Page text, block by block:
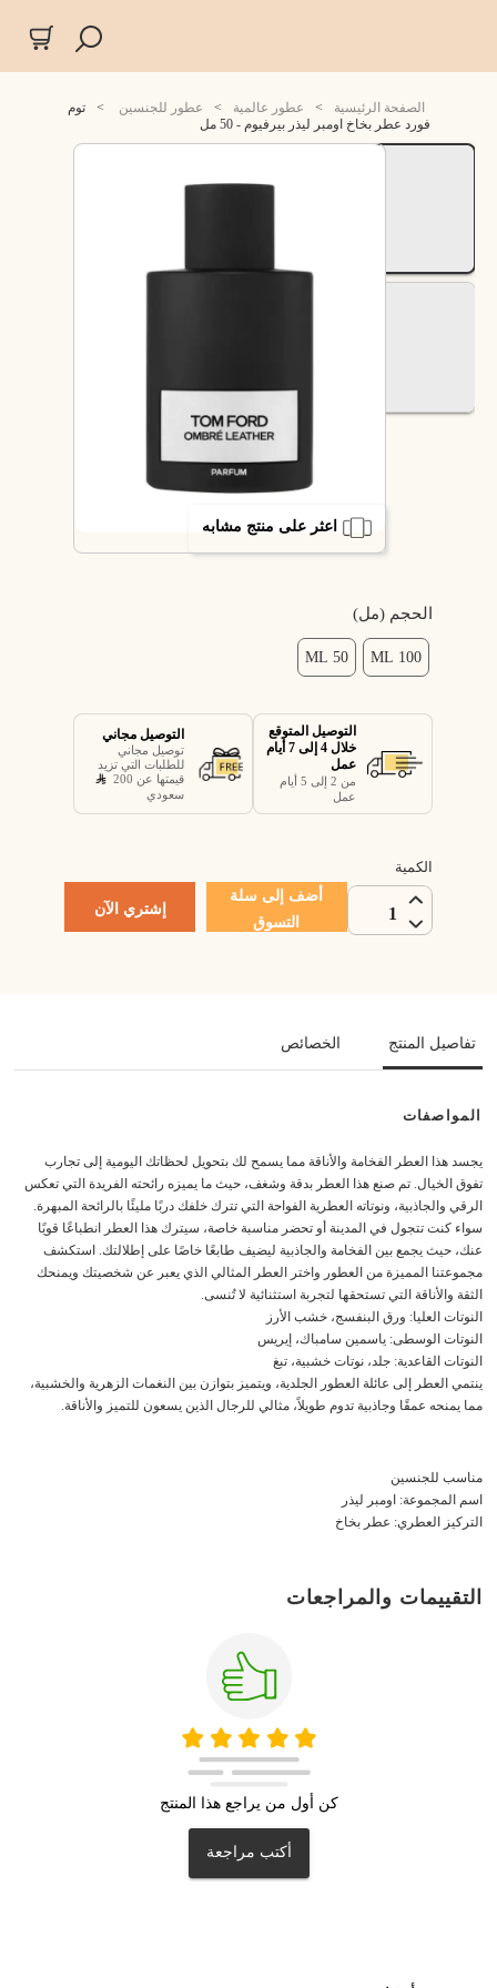
الصفحة الرئيسية > عطور عالمية > عطور للجنسين >
توم
فورد عطر بخاخ اومبر ليذر بيرفيوم - 50 مل
اعثر على منتج مشابه
الحجم (مل)
100 ML
50 ML
التوصيل المتوقع
خلال 4 إلى 7 أيام
عمل
من 2 إلى 5 أيام
عمل
التوصيل مجاني
توصيل مجاني
للطلبات التي تزيد
قيمتها عن 200
سعودي
الكمية
1
أضف إلى سلة
التسوق
إشتري الآن
تفاصيل المنتج الخصائص
المواصفات
يجسد هذا العطر الفخامة والأناقة مما يسمح لك بتحويل لحظاتك اليومية إلى تجارب
تفوق الخيال. تم صنع هذا العطر بدقة وشغف، حيث ما يميزه رائحته الفريدة التي تعكس
الرقي والجاذبية، ونوتاته العطرية الفواحة التي تترك خلفك دربًا مليئًا بالرائحة المبهرة.
سواء كنت تتجول في المدينة أو تحضر مناسبة خاصة، سيترك هذا العطر انطباعًا قويًا
عنك، حيث يجمع بين الفخامة والجاذبية ليضيف طابعًا خاصًا على إطلالتك. استكشف
مجموعتنا المميزة من العطور واختر العطر المثالي الذي يعبر عن شخصيتك ويمنحك
الثقة والأناقة التي تستحقها لتجربة استثنائية لا تُنسى.
النوتات العليا: ورق البنفسج، خشب الأرز
النوتات الوسطى: ياسمين سامباك، إيريس
النوتات القاعدية: جلد، نوتات خشبية، تبغ
ينتمي العطر إلى عائلة العطور الجلدية، ويتميز بتوازن بين النغمات الزهرية والخشبية،
مما يمنحه عمقًا وجاذبية تدوم طويلاً، مثالي للرجال الذين يسعون للتميز والأناقة.
مناسب للجنسين
اسم المجموعة: اومبر ليذر
التركيز العطري: عطر بخاخ
التقييمات والمراجعات
كن أول من يراجع هذا المنتج
أكتب مراجعة